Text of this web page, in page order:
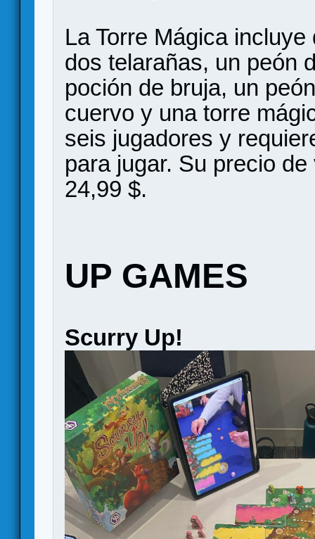
La Torre Mágica
dos telarañas, un peón
poción de bruja, un
cuervo y una torre
seis jugadores y
para jugar. Su precio
24,99 $.
UP GAMES
Scurry Up!